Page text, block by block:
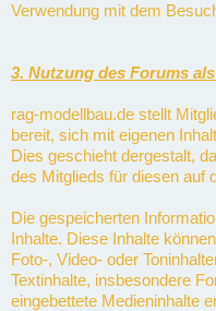
Verwendung mit dem
3. Nutzung des Forums
rag-modellbau.de stellt
bereit, sich mit eigenen
Dies geschieht dergestalt,
des Mitglieds für diesen auf
Die gespeicherten
Inhalte. Diese Inhalte
Foto-, Video- oder
Textinhalte, insbesondere
eingebettete Medieninhalte